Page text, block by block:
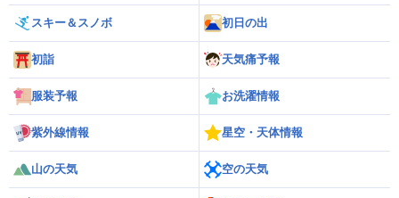
スキー＆スノボ 初日の出
初詣 天気痛予報
服装予報 お洗濯情報
紫外線情報 星空・天体情報
山の天気 空の天気